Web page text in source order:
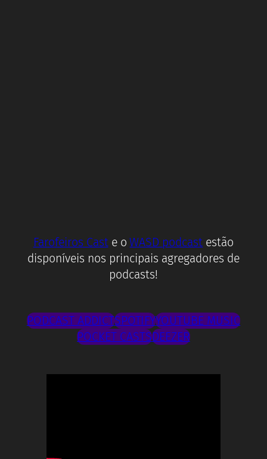
Farofeiros Caste oWASD podcast estão
disponíveis nos principais agregadores de
podcasts!
PODCAST ADDICTSPOTIFYYOUTUBE MUSIC
POCKET CASTSDEEZER